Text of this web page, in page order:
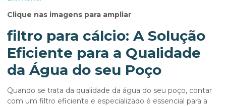
Clique nas imagens para ampliar
filtro para cálcio: A Solução
Eficiente para a Qualidade
da Água do seu Poço
Quando se trata da qualidade da água do seu poço, contar
com um filtro eficiente e especializado é essencial para a